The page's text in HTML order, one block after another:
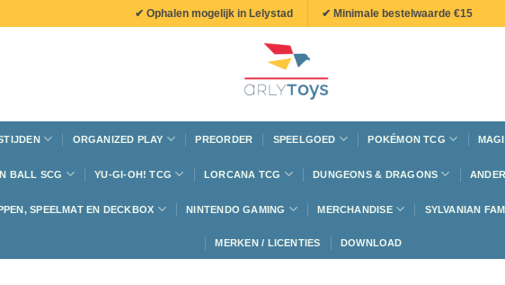
✔ Ophalen mogelijk in Lelystad ✔ Minimale bestelwaarde €15
ORGANIZED PLAY PREORDER SPEELGOED POKÉMON TCG
BALL SCG YU-GI-OH! TCG LORCANA TCG DUNGEONS & DRAGONS
SPEELMAT EN DECKBOX NINTENDO GAMING MERCHANDISE SYLVANIAN
MERKEN / LICENTIES DOWNLOAD